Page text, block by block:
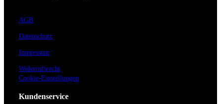
AGB
Datenschutz
Impressum
Widerrufsrecht
Cookie-Einstellungen
Kundenservice